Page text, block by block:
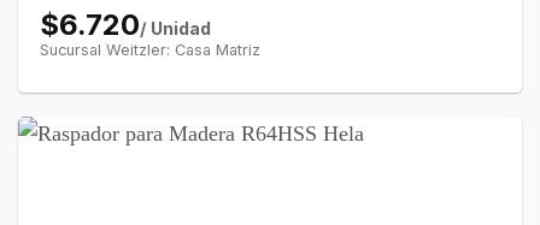
$6.720/ Unidad
Sucursal Weitzler: Casa Matriz